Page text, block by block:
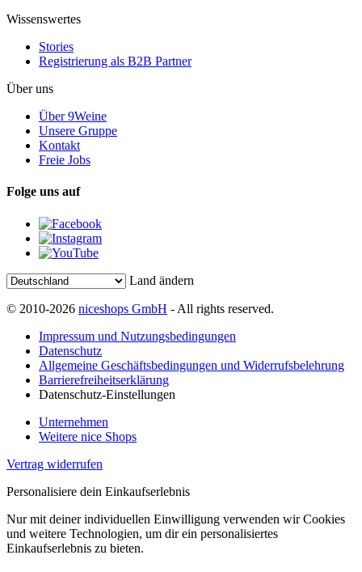
Wissenswertes
Stories
Registrierung als B2B Partner
Über uns
Über 9Weine
Unsere Gruppe
Kontakt
Freie Jobs
Folge uns auf
Land ändern
© 2010-2026 niceshops GmbH - All rights reserved.
Impressum und Nutzungsbedingungen
Datenschutz
Allgemeine Geschäftsbedingungen und Widerrufsbelehrung
Barrierefreiheitserklärung
Datenschutz-Einstellungen
Unternehmen
Weitere nice Shops
Vertrag widerrufen
Personalisiere dein Einkaufserlebnis
Nur mit deiner individuellen Einwilligung verwenden wir Cookies
und weitere Technologien, um dir ein personalisiertes
Einkaufserlebnis zu bieten.